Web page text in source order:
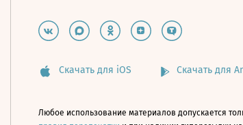
Скачать для iOS Скачать для
Любое использование материалов допускается